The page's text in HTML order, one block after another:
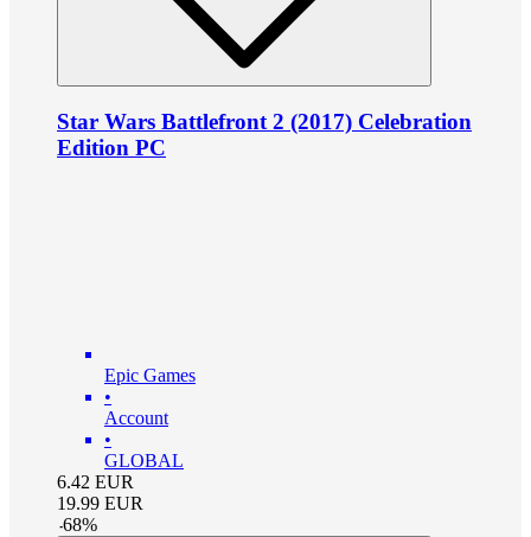
Star Wars Battlefront 2 (2017) Celebration
Edition PC
Epic Games
•
Account
•
GLOBAL
6.42 EUR
19.99 EUR
-68%